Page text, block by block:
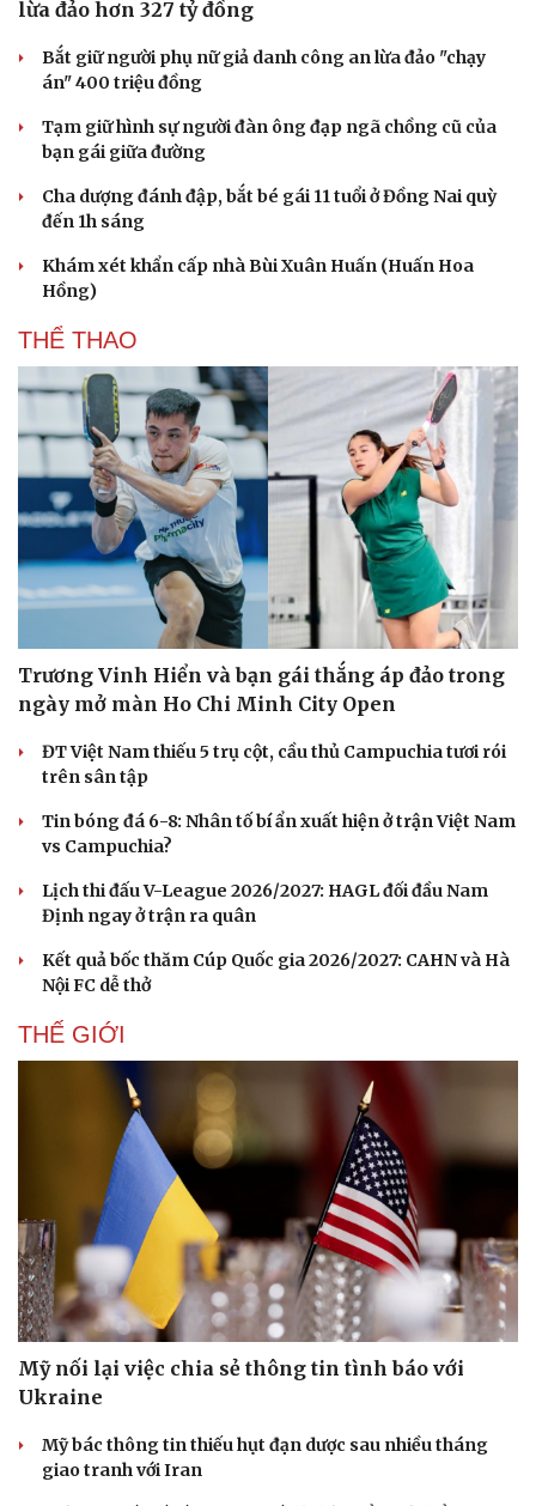
Du lịch
Tư vấn
Săn Tour
check-in
Podcast
Kể chuyện cho bé
Hạt giống tâm hồn
lừa đảo hơn 327 tỷ đồng
Bắt giữ người phụ nữ giả danh công an lừa đảo "chạy
án" 400 triệu đồng
Tạm giữ hình sự người đàn ông đạp ngã chồng cũ của
bạn gái giữa đường
Cha dượng đánh đập, bắt bé gái 11 tuổi ở Đồng Nai quỳ
đến 1h sáng
Khám xét khẩn cấp nhà Bùi Xuân Huấn (Huấn Hoa
Hồng)
THỂ THAO
Trương Vinh Hiển và bạn gái thắng áp đảo trong
ngày mở màn Ho Chi Minh City Open
ĐT Việt Nam thiếu 5 trụ cột, cầu thủ Campuchia tươi rói
trên sân tập
Tin bóng đá 6-8: Nhân tố bí ẩn xuất hiện ở trận Việt Nam
vs Campuchia?
Lịch thi đấu V-League 2026/2027: HAGL đối đầu Nam
Định ngay ở trận ra quân
Kết quả bốc thăm Cúp Quốc gia 2026/2027: CAHN và Hà
Nội FC dễ thở
THẾ GIỚI
Mỹ nối lại việc chia sẻ thông tin tình báo với
Ukraine
Mỹ bác thông tin thiếu hụt đạn dược sau nhiều tháng
giao tranh với Iran